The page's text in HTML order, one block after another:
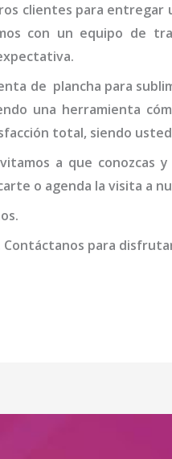
clientes para entregar
con un equipo de
de plancha para
una herramienta
total, siendo
a que conozcas
o agenda la visita a
para